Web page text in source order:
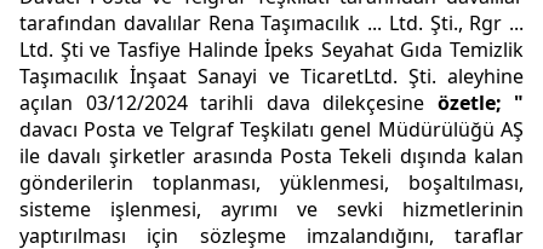
tarafından davalılar Rena Taşımacılık ... Ltd. Şti., Rgr ...
Ltd. Şti ve Tasfiye Halinde İpeks Seyahat Gıda Temizlik
Taşımacılık İnşaat Sanayi ve TicaretLtd. Şti. aleyhine
açılan 03/12/2024 tarihli dava dilekçesine özetle; "
davacı Posta ve Telgraf Teşkilatı genel Müdürülüğü AŞ
ile davalı şirketler arasında Posta Tekeli dışında kalan
gönderilerin toplanması, yüklenmesi, boşaltılması,
sisteme işlenmesi, ayrımı ve sevki hizmetlerinin
yaptırılması için sözleşme imzalandığını, taraflar